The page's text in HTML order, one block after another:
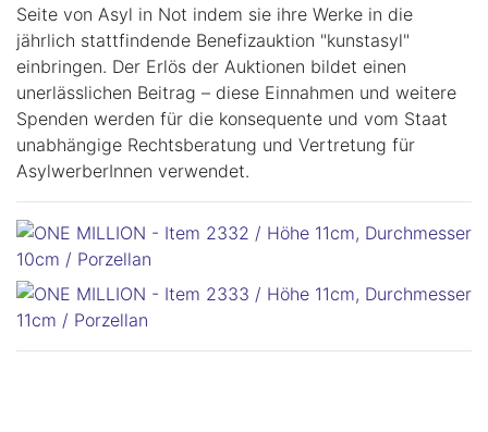
Seite von Asyl in Not indem sie ihre Werke in die
jährlich stattfindende Benefizauktion "kunstasyl"
einbringen. Der Erlös der Auktionen bildet einen
unerlässlichen Beitrag – diese Einnahmen und weitere
Spenden werden für die konsequente und vom Staat
unabhängige Rechtsberatung und Vertretung für
AsylwerberInnen verwendet.